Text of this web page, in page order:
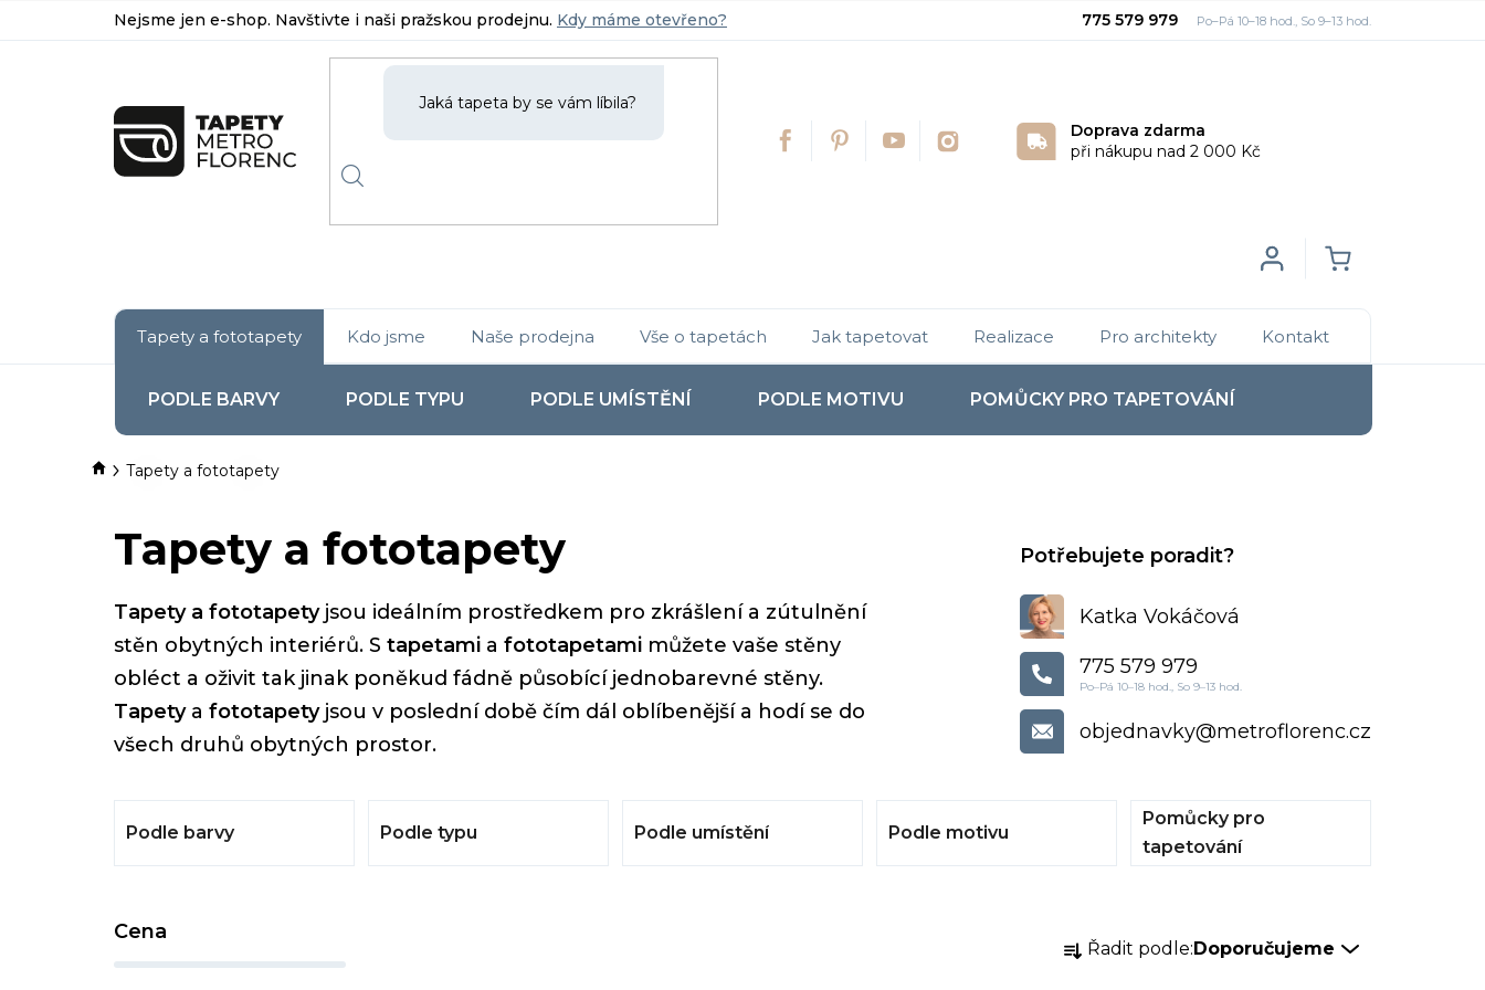
na
Nejsme jen e-shop. Navštivte i naši pražskou prodejnu. Kdy máme otevřeno? 775 579 979
Doprava zdarma
při nákupu nad 2 000 Kč
Login
Tapety a fototapety
PODLE BARVY PODLE TYPU PODLE UMÍSTĚNÍ PODLE MOTIVU POMŮCKY PRO TAPETOVÁNÍ
Kdo jsme Naše prodejna Vše o tapetách Jak tapetovat Realizace Pro architekty Kontakt
DomůTapety a fototapety
Tapety a fototapety
Tapety a fototapetyjsou ideálním prostředkem pro zkrášlení a zútulnění
stěn obytných interiérů. S tapetami a fototapetami můžete vaše stěny
obléct a oživit tak jinak poněkud fádně působící jednobarevné stěny.
Tapetya fototapetyjsou v poslední době čím dál oblíbenější a hodí se do
všech druhů obytných prostor.
Podle barvy Podle typu Podle umístění Podle motivu
Pomůcky pro
tapetování
Katka Vokáčová
objednavky@metroflorenc.cz
775 579 979
Cena
a Řadit podle: Doporučujeme